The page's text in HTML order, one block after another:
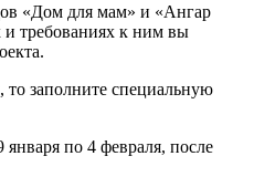
«Дом для мам» и «Ангар
и требованиях к ним вы
то заполните специальную
января по 4 февраля, после